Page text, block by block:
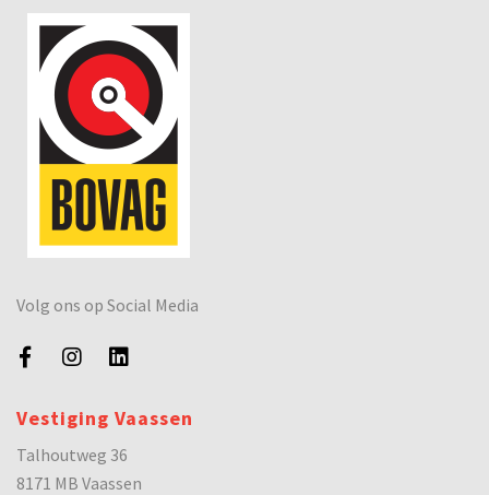
Volg ons op Social Media
Vestiging Vaassen
Talhoutweg 36
8171 MB Vaassen